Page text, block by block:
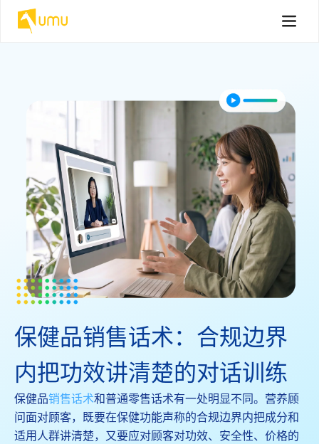
保健品销售话术：合规边界
内把功效讲清楚的对话训练
保健品销售话术和普通零售话术有一处明显不同。营养顾
问面对顾客，既要在保健功能声称的合规边界内把成分和
适用人群讲清楚，又要应对顾客对功效、安全性、价格的